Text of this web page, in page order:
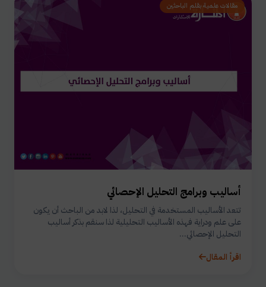
مقالات علمية بقلم الباحثين
أساليب وبرامج التحليل الإحصائي
تتعد الأساليب المستخدمة في التحليل، لذا لابد من الباحث أن يكون
على علم ودراية فهذه الأساليب التحليلية لذا سنقم بذكر أساليب
التحليل الإحصائي...
اقرأ المقال